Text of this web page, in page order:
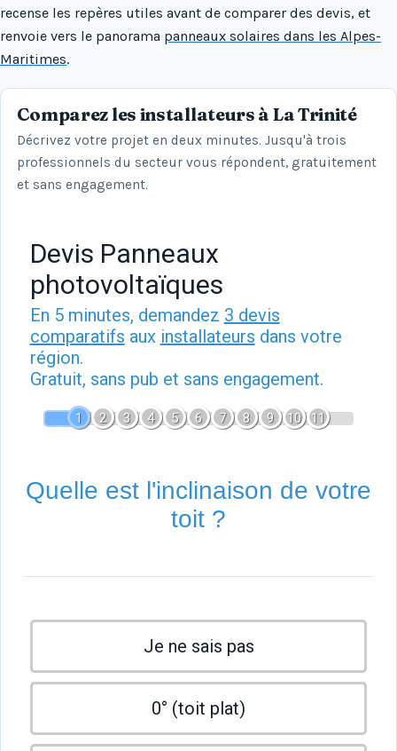
recense les repères utiles avant de comparer des devis, et
renvoie vers le panorama panneaux solaires dans les Alpes-
Maritimes.
Comparez les installateurs à La Trinité
Décrivez votre projet en deux minutes. Jusqu'à trois
professionnels du secteur vous répondent, gratuitement
et sans engagement.
Devis Panneaux
photovoltaïques
En 5 minutes, demandez 3 devis
comparatifs aux installateurs dans votre
région.
Gratuit, sans pub et sans engagement.
1 2 3 4 5 6 7 8 9 10 11
Quelle est l'inclinaison de votre
toit ?
Je ne sais pas
0° (toit plat)